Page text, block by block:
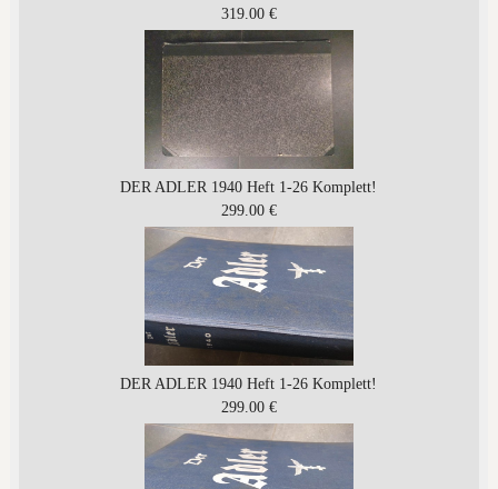
319.00 €
DER ADLER 1940 Heft 1-26 Komplett!
299.00 €
DER ADLER 1940 Heft 1-26 Komplett!
299.00 €